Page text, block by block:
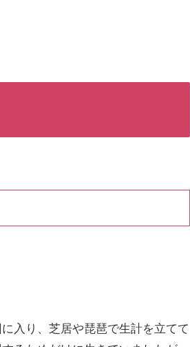
入り、芝居や琵琶で生計を立てて